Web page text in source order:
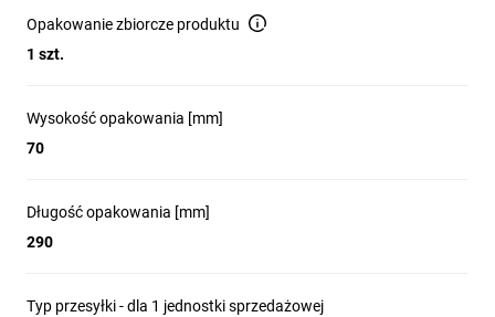
Opakowanie zbiorcze produktu
1 szt.
Wysokość opakowania [mm]
70
Długość opakowania [mm]
290
Typ przesyłki - dla 1 jednostki sprzedażowej